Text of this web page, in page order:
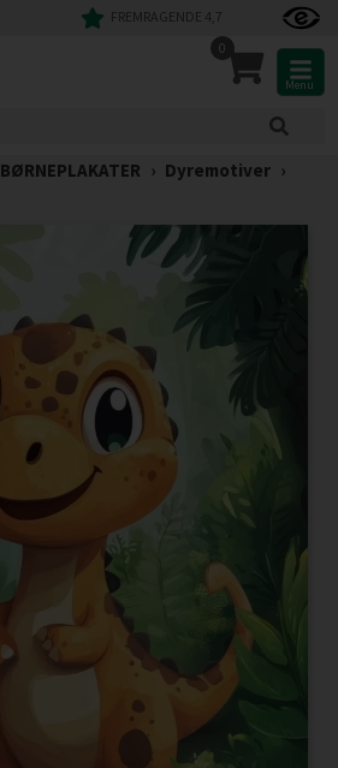
FREMRAGENDE 4,7
0
Menu
BØRNEPLAKATER › Dyremotiver ›